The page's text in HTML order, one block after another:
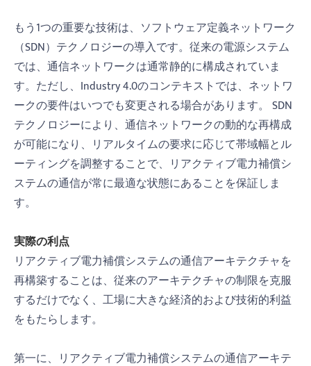
もう1つの重要な技術は、ソフトウェア定義ネットワーク
（SDN）テクノロジーの導入です。従来の電源システム
では、通信ネットワークは通常静的に構成されていま
す。ただし、Industry 4.0のコンテキストでは、ネットワ
ークの要件はいつでも変更される場合があります。 SDN
テクノロジーにより、通信ネットワークの動的な再構成
が可能になり、リアルタイムの要求に応じて帯域幅とル
ーティングを調整することで、リアクティブ電力補償シ
ステムの通信が常に最適な状態にあることを保証しま
す。
実際の利点
リアクティブ電力補償システムの通信アーキテクチャを
再構築することは、従来のアーキテクチャの制限を克服
するだけでなく、工場に大きな経済的および技術的利益
をもたらします。
第一に、リアクティブ電力補償システムの通信アーキテ